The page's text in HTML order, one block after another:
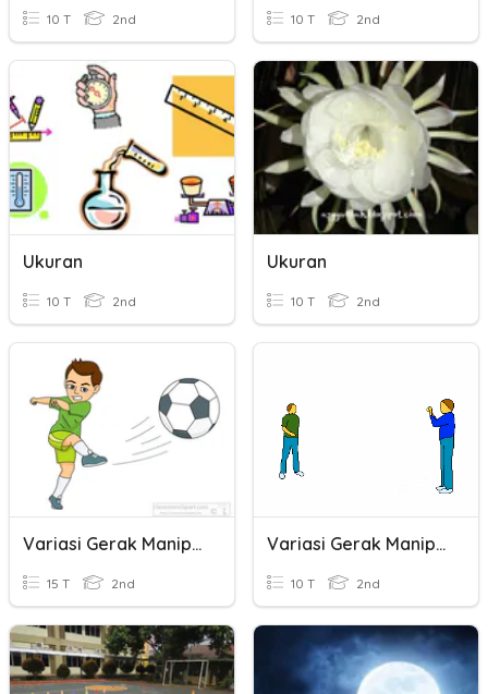
10 T 2nd 10 T 2nd
Ukuran
10 T 2nd
Ukuran
10 T 2nd
Variasi Gerak Manipulatif
15 T 2nd
Variasi Gerak Manipulatif
10 T 2nd